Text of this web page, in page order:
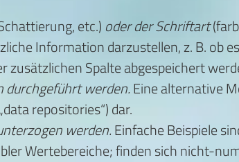
etc.) oder der Schriftart
Information darzustellen, z. B. ob
Spalte abgespeichert
durchgeführt werden.Eine alternative
repositories“) dar.
werden.Einfache Beispiele
Wertebereiche; finden sich nicht-